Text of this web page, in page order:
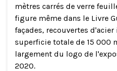
mètres carrés de verre
figure même dans le Livre
façades, recouvertes
superficie totale de 15 000
largement du logo de
2020.